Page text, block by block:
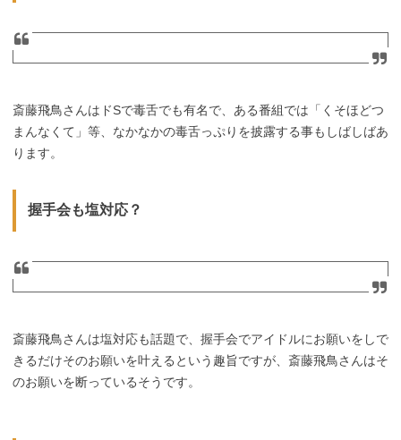
斎藤飛鳥さんはドSで毒舌でも有名で、ある番組では「くそほどつ
まんなくて」等、なかなかの毒舌っぷりを披露する事もしばしばあ
ります。
握手会も塩対応？
斎藤飛鳥さんは塩対応も話題で、握手会でアイドルにお願いをしで
きるだけそのお願いを叶えるという趣旨ですが、斎藤飛鳥さんはそ
のお願いを断っているそうです。